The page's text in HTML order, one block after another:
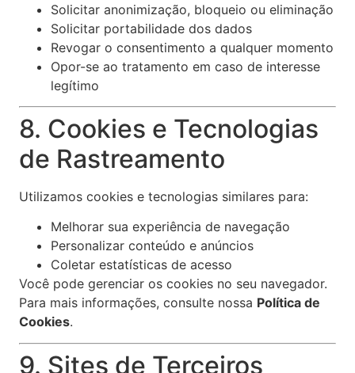
Solicitar anonimização, bloqueio ou eliminação
Solicitar portabilidade dos dados
Revogar o consentimento a qualquer momento
Opor-se ao tratamento em caso de interesse
legítimo
8. Cookies e Tecnologias
de Rastreamento
Utilizamos cookies e tecnologias similares para:
Melhorar sua experiência de navegação
Personalizar conteúdo e anúncios
Coletar estatísticas de acesso
Você pode gerenciar os cookies no seu navegador.
Para mais informações, consulte nossa Política de
Cookies.
9. Sites de Terceiros